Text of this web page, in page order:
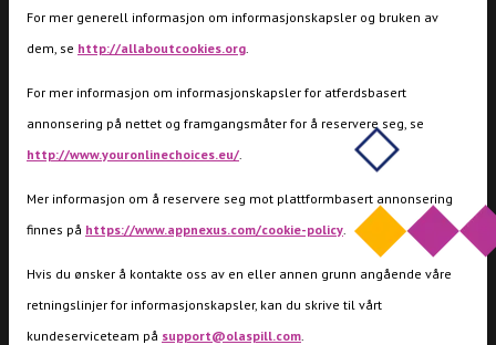
For mer generell informasjon om informasjonskapsler og bruken av
dem, se http://allaboutcookies.org.
For mer informasjon om informasjonskapsler for atferdsbasert
annonsering på nettet og framgangsmåter for å reservere seg, se
http://www.youronlinechoices.eu/.
Mer informasjon om å reservere seg mot plattformbasert annonsering
finnes på https://www.appnexus.com/cookie-policy.
Hvis du ønsker å kontakte oss av en eller annen grunn angående våre
retningslinjer for informasjonskapsler, kan du skrive til vårt
kundeserviceteam på support@olaspill.com.